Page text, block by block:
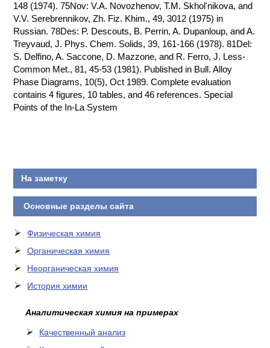
148 (1974). 75Nov: V.A. Novozhenov, T.M. Skhol'nikova, and
V.V. Serebrennikov, Zh. Fiz. Khim., 49, 3012 (1975) in
Russian. 78Des: P. Descouts, B. Perrin, A. Dupanloup, and A.
Treyvaud, J. Phys. Chem. Solids, 39, 161-166 (1978). 81Del:
S. Delfino, A. Saccone, D. Mazzone, and R. Ferro, J. Less-
Common Met., 81, 45-53 (1981). Published in Bull. Alloy
Phase Diagrams, 10(5), Oct 1989. Complete evaluation
contains 4 figures, 10 tables, and 46 references. Special
Points of the In-La System
На заметку
Основные разделы сайта
Физическая химия
Органическая химия
Неорганическая химия
История химии
Аналитическая химия на примерах
Качественный анализ